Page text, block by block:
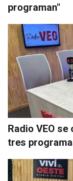
programan"
Radio VEO
tres